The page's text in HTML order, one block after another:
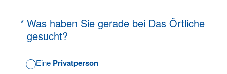
* Was haben Sie gerade bei Das Örtliche
gesucht?
(Erforderlich.)
Eine Privatperson